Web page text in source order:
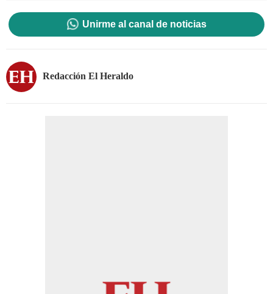
Unirme al canal de noticias
Redacción El Heraldo